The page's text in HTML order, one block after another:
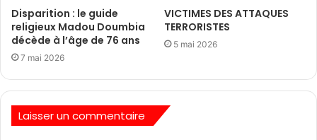
Disparition : le guide
religieux Madou Doumbia
décède à l’âge de 76 ans
7 mai 2026
VICTIMES DES ATTAQUES
TERRORISTES
5 mai 2026
Laisser un commentaire